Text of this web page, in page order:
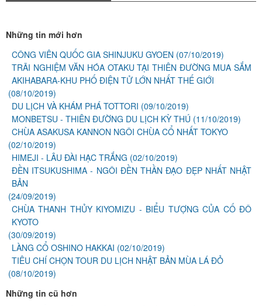
Những tin mới hơn
CÔNG VIÊN QUỐC GIA SHINJUKU GYOEN (07/10/2019)
TRÃI NGHIỆM VĂN HÓA OTAKU TẠI THIÊN ĐƯỜNG MUA SẮM
AKIHABARA-KHU PHỐ ĐIỆN TỬ LỚN NHẤT THẾ GIỚI
(08/10/2019)
DU LỊCH VÀ KHÁM PHÁ TOTTORI (09/10/2019)
MONBETSU - THIÊN ĐƯỜNG DU LỊCH KỲ THÚ (11/10/2019)
CHÙA ASAKUSA KANNON NGÔI CHÙA CỔ NHẤT TOKYO
(02/10/2019)
HIMEJI - LÂU ĐÀI HẠC TRẮNG (02/10/2019)
ĐỀN ITSUKUSHIMA - NGÔI ĐỀN THẦN ĐẠO ĐẸP NHẤT NHẬT
BẢN
(24/09/2019)
CHÙA THANH THỦY KIYOMIZU - BIỂU TƯỢNG CỦA CỐ ĐÔ
KYOTO
(30/09/2019)
LÀNG CỔ OSHINO HAKKAI (02/10/2019)
TIÊU CHÍ CHỌN TOUR DU LỊCH NHẬT BẢN MÙA LÁ ĐỎ
(08/10/2019)
Những tin cũ hơn